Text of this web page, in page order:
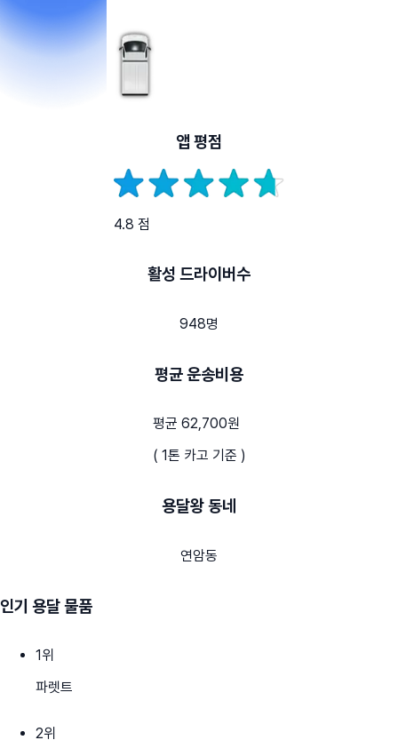
앱 평점
4.8 점
활성 드라이버수
948명
평균 운송비용
평균 62,700원
( 1톤 카고 기준 )
용달왕 동네
연암동
인기 용달 물품
1위
파렛트
2위